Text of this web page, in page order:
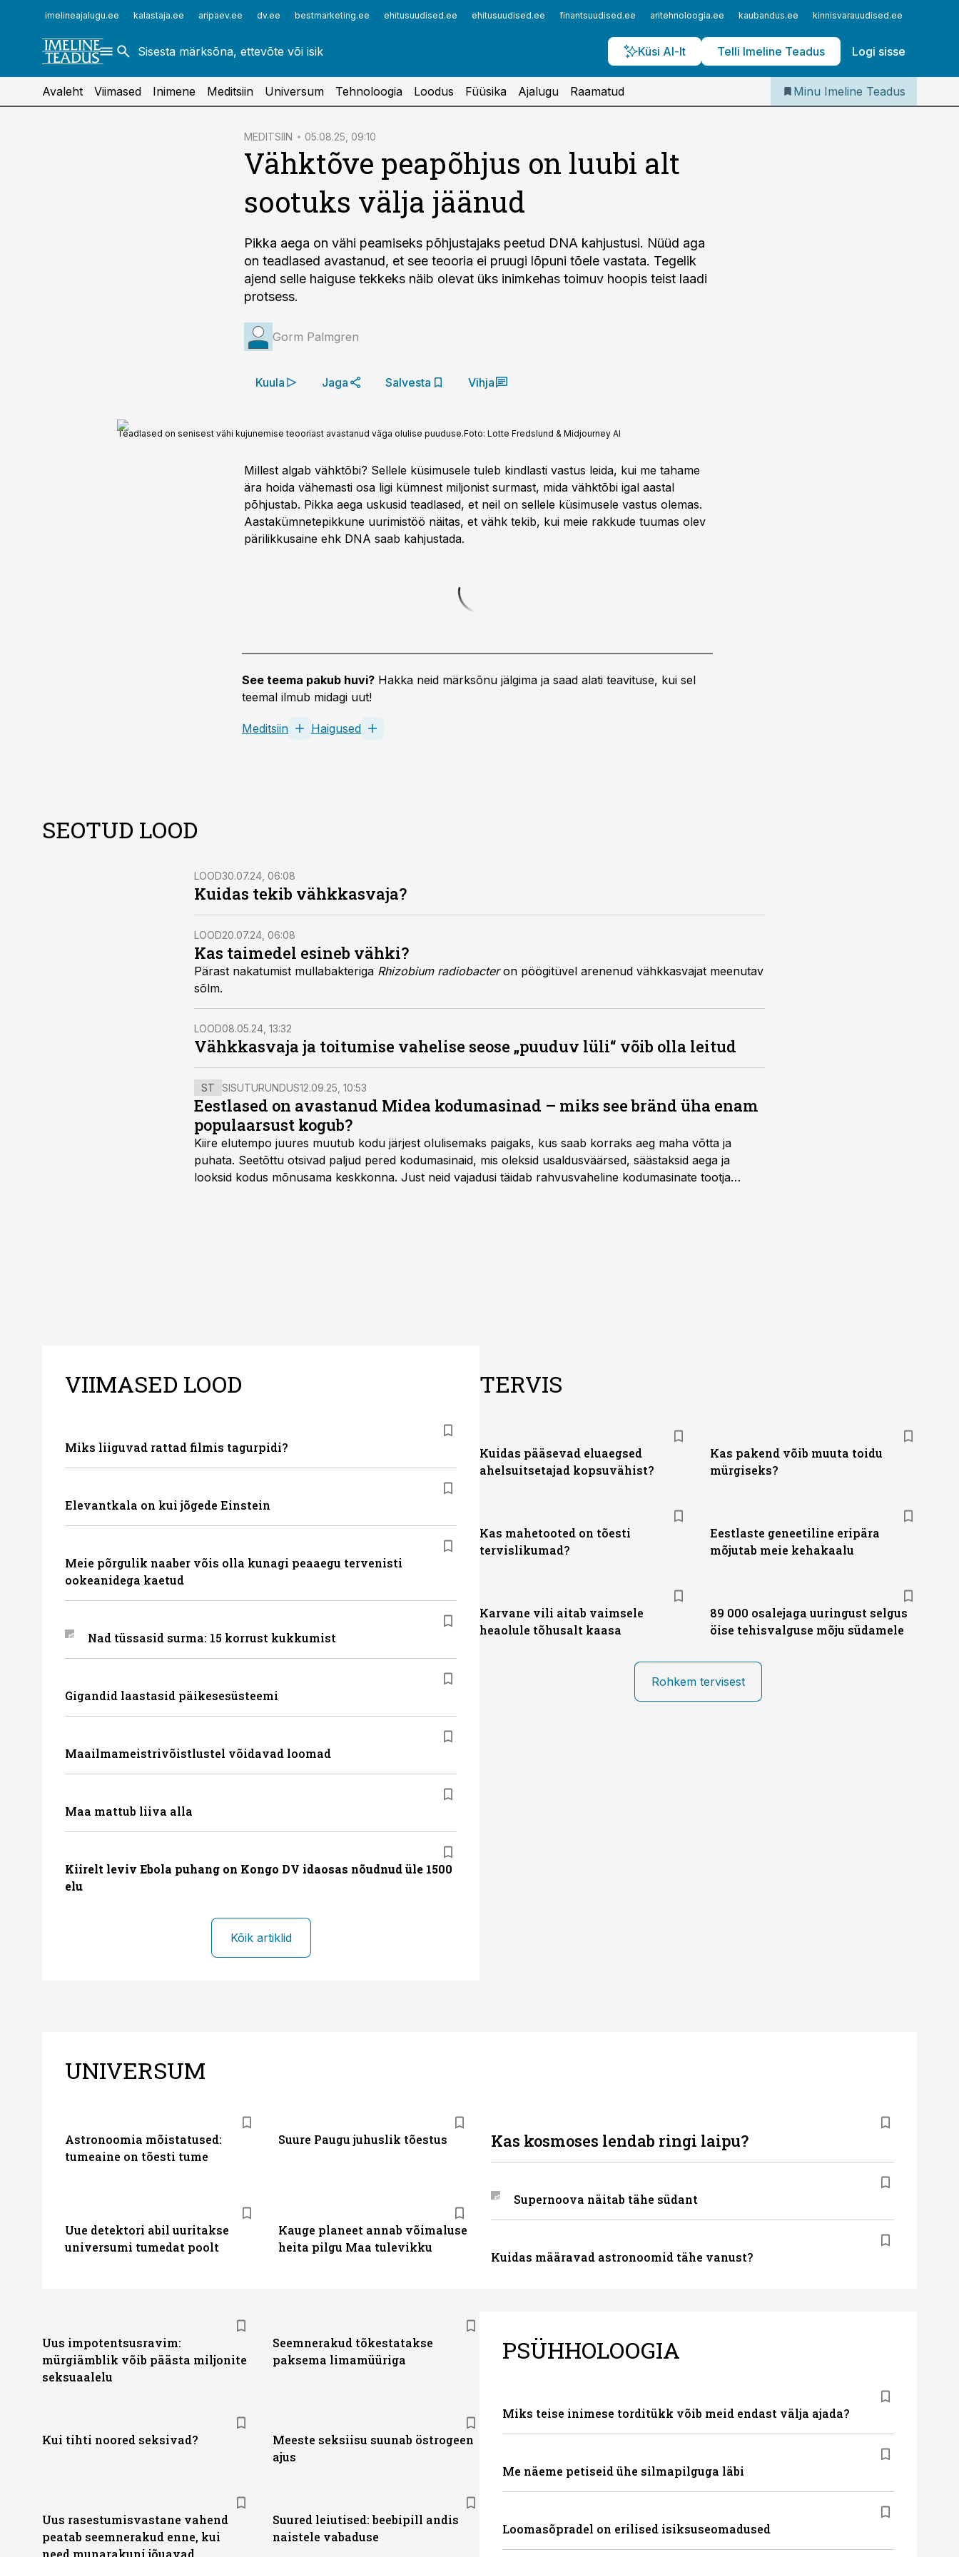
imelineajalugu.ee kalastaja.ee aripaev.ee dv.ee bestmarketing.ee ehitusuudised.ee ehitusuudised.ee finantsuudised.ee aritehnoloogia.ee kaubandus.ee kinnisvarauudised.ee
Küsi AI-lt Telli Imeline Teadus Logi sisse
finantsuudised.ee
aritehnoloogia.ee
toostusuudised.ee
Iseteenindus
Telli Imeline Teadus
Avaleht Viimased Inimene Meditsiin Universum Tehnoloogia Loodus Füüsika Ajalugu Raamatud Minu Imeline Teadus
MEDITSIIN 05.08.25, 09:10
Vähktõve peapõhjus on luubi alt
sootuks välja jäänud
Pikka aega on vähi peamiseks põhjustajaks peetud DNA kahjustusi. Nüüd aga
on teadlased avastanud, et see teooria ei pruugi lõpuni tõele vastata. Tegelik
ajend selle haiguse tekkeks näib olevat üks inimkehas toimuv hoopis teist laadi
protsess.
Gorm Palmgren
Kuula Jaga Salvesta Vihja
Teadlased on senisest vähi kujunemise teooriast avastanud väga olulise puuduse.Foto: Lotte Fredslund & Midjourney AI
Millest algab vähktõbi? Sellele küsimusele tuleb kindlasti vastus leida, kui me tahame
ära hoida vähemasti osa ligi kümnest miljonist surmast, mida vähktõbi igal aastal
põhjustab. Pikka aega uskusid teadlased, et neil on sellele küsimusele vastus olemas.
Aastakümnete­pikkune uurimistöö näitas, et vähk tekib, kui meie rakkude tuumas olev
pärilikkusaine ehk DNA saab kahjustada.
See teema pakub huvi? Hakka neid märksõnu jälgima ja saad alati teavituse, kui sel
teemal ilmub midagi uut!
Meditsiin Haigused
SEOTUD LOOD
LOOD30.07.24, 06:08
Kuidas tekib vähkkasvaja?
LOOD20.07.24, 06:08
Kas taimedel esineb vähki?
Pärast nakatumist mullabakteriga Rhizobium radiobacteron pöögitüvel arenenud vähkkasvajat meenutav
sõlm.
LOOD08.05.24, 13:32
Vähkkasvaja ja toitumise vahelise seose „puuduv lüli“ võib olla leitud
ST SISUTURUNDUS12.09.25, 10:53
Eestlased on avastanud Midea kodumasinad – miks see bränd üha enam
populaarsust kogub?
Kiire elutempo juures muutub kodu järjest olulisemaks paigaks, kus saab korraks aeg maha võtta ja
puhata. Seetõttu otsivad paljud pered kodumasinaid, mis oleksid usaldusväärsed, säästaksid aega ja
looksid kodus mõnusama keskkonna. Just neid vajadusi täidab rahvusvaheline kodumasinate tootja
VIIMASED LOOD
Miks liiguvad rattad filmis tagurpidi?
Elevantkala on kui jõgede Einstein
Meie põrgulik naaber võis olla kunagi peaaegu tervenisti
ookeanidega kaetud
Nad tüssasid surma: 15 korrust kukkumist
Gigandid laastasid päikesesüsteemi
Maailmameistrivõistlustel võidavad loomad
Maa mattub liiva alla
Kiirelt leviv Ebola puhang on Kongo DV idaosas nõudnud üle 1500
elu
Kõik artiklid
TERVIS
Kuidas pääsevad eluaegsed
ahelsuitsetajad kopsuvähist?
Kas pakend võib muuta toidu
mürgiseks?
Kas mahetooted on tõesti
tervislikumad?
Eestlaste geneetiline eripära
mõjutab meie kehakaalu
Karvane vili aitab vaimsele
heaolule tõhusalt kaasa
89 000 osalejaga uuringust selgus
öise tehisvalguse mõju südamele
Rohkem tervisest
UNIVERSUM
Astronoomia mõistatused:
tumeaine on tõesti tume
Suure Paugu juhuslik tõestus Kas kosmoses lendab ringi laipu?
Supernoova näitab tähe südant
Kuidas määravad astronoomid tähe vanust?
Uue detektori abil uuritakse
universumi tumedat poolt
Kauge planeet annab võimaluse
heita pilgu Maa tulevikku
Uus impotentsusravim:
mürgiämblik võib päästa miljonite
seksuaalelu
Seemnerakud tõkestatakse
paksema limamüüriga
Kui tihti noored seksivad?
Meeste seksiisu suunab östrogeen
ajus
Uus rasestumisvastane vahend
peatab seemnerakud enne, kui
need munarakuni jõuavad
Suured leiutised: beebipill andis
naistele vabaduse
PSÜHHOLOOGIA
Miks teise inimese torditükk võib meid endast välja ajada?
Me näeme petiseid ühe silmapilguga läbi
Loomasõpradel on erilised isiksuseomadused